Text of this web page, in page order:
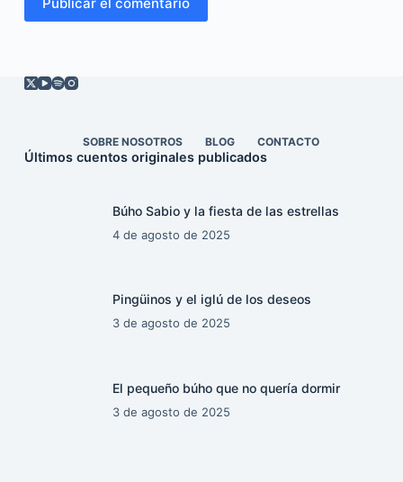
SOBRE NOSOTROS BLOG CONTACTO
Últimos cuentos originales publicados
Búho Sabio y la fiesta de las estrellas
4 de agosto de 2025
Pingüinos y el iglú de los deseos
3 de agosto de 2025
El pequeño búho que no quería dormir
3 de agosto de 2025